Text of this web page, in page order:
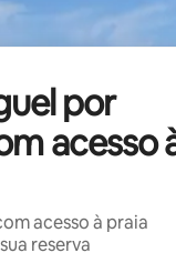
por
acesso
acesso à praia
reserva